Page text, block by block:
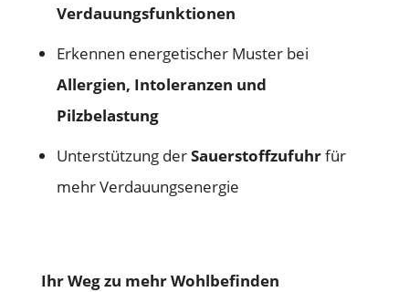
Verdauungsfunktionen
Erkennen energetischer Muster bei
Allergien, Intoleranzen und
Pilzbelastung
Unterstützung derSauerstoffzufuhrfür
mehr Verdauungsenergie
Ihr Weg zu mehr Wohlbefinden